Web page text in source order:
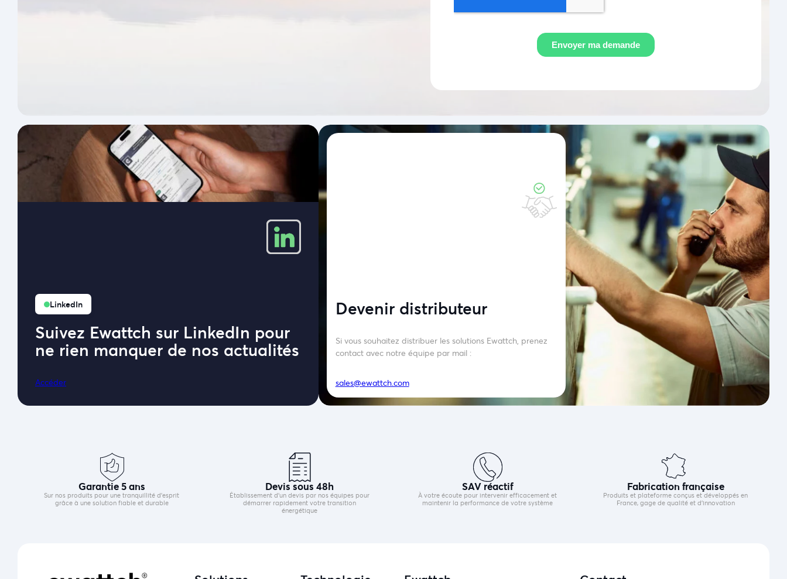
LinkedIn
Suivez Ewattch sur LinkedIn pour
ne rien manquer de nos actualités
Accéder
Devenir distributeur
Si vous souhaitez distribuer les solutions Ewattch, prenez
contact avec notre équipe par mail :
sales@ewattch.com
Garantie 5 ans
Sur nos produits pour une tranquillité d’esprit
grâce à une solution fiable et durable
Devis sous 48h
Établissement d’un devis par nos équipes pour
démarrer rapidement votre transition
énergétique
SAV réactif
À votre écoute pour intervenir efficacement et
maintenir la performance de votre système
Fabrication française
Produits et plateforme conçus et développés en
France, gage de qualité et d’innovation